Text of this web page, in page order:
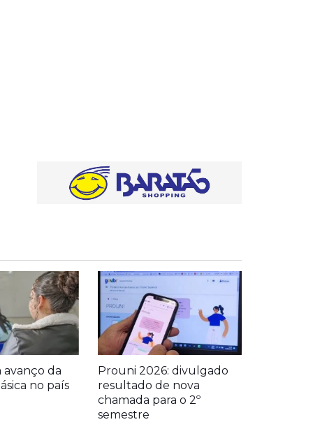
avanço da
no país
Prouni 2026: divulgado
resultado de nova
chamada para o 2º
semestre